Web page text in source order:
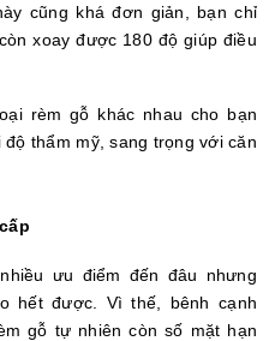
cũng khá đơn giản, bạn chỉ
xoay được 180 độ giúp điều
rèm gỗ khác nhau cho bạn
thẩm mỹ, sang trọng với căn
ưu điểm đến đâu nhưng
hết được. Vì thế, bênh cạnh
gỗ tự nhiên còn số mặt hạn